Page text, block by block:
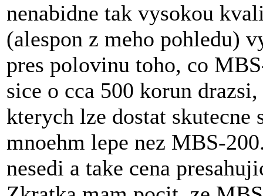
nenabidne tak vysokou
(alespon z meho pohledu)
pres polovinu toho, co
sice o cca 500 korun
kterych lze dostat
mnoehm lepe nez MBS-
nesedi a take cena